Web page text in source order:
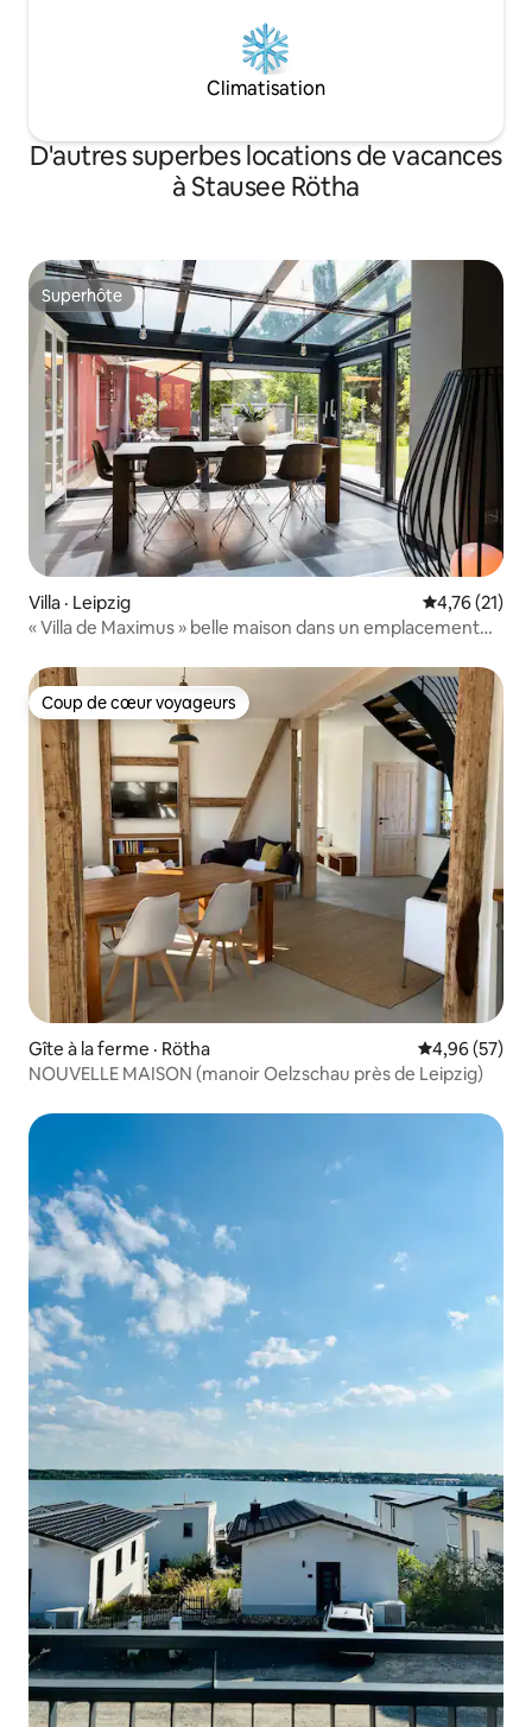
Climatisation
D'autres superbes locations de vacances
à Stausee Rötha
Superhôte
Superhôte
Villa · Leipzig Note
4,76 (21)
« Villa de Maximus » belle maison dans un emplacement
Coup de cœur voyageurs
Coup de cœur voyageurs
Gîte à la ferme · Rötha Note
4,96 (57)
NOUVELLE MAISON (manoir Oelzschau près de Leipzig)